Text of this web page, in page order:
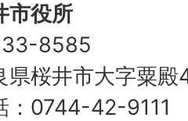
市役所
8585
県桜井市大字粟
：0744-42-9111